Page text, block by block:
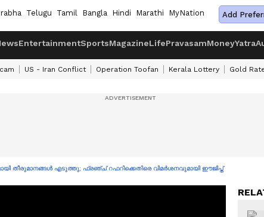
Telugu Tamil Bangla Hindi Marathi MyNation Add
EntertainmentSportsMagazineLifePravasamMoneyYatra
US - Iran Conflict Operation Toofan Kerala Lottery Gold
തീരുമാനങ്ങൾ എടുത്തു; ഫ്രഞ്ച് റഫറിക്കെതിരെ വിമർശനവുമായി ഈജിപ്ത്